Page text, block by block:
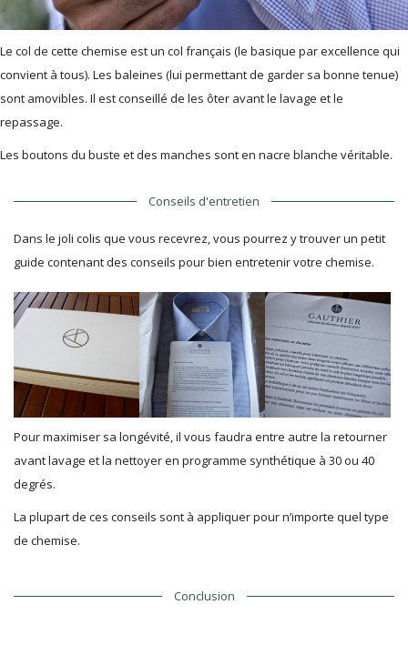
Le col de cette chemise est un col français (le basique par excellence qui
convient à tous). Les baleines (lui permettant de garder sa bonne tenue)
sont amovibles. Il est conseillé de les ôter avant le lavage et le
repassage.
Les boutons du buste et des manches sont en nacre blanche véritable.
Conseils d'entretien
Dans le joli colis que vous recevrez, vous pourrez y trouver un petit
guide contenant des conseils pour bien entretenir votre chemise.
Pour maximiser sa longévité, il vous faudra entre autre la retourner
avant lavage et la nettoyer en programme synthétique à 30 ou 40
degrés.
La plupart de ces conseils sont à appliquer pour n’importe quel type
de chemise.
Conclusion